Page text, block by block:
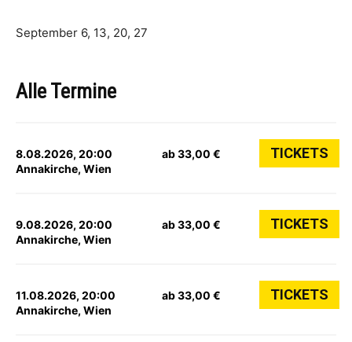
September 6, 13, 20, 27
Alle Termine
8.08.2026, 20:00
Annakirche, Wien
ab 33,00 € TICKETS
9.08.2026, 20:00
Annakirche, Wien
ab 33,00 € TICKETS
11.08.2026, 20:00
Annakirche, Wien
ab 33,00 € TICKETS